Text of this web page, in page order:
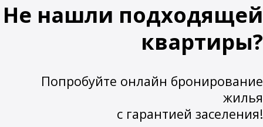
Не нашли подходящей
квартиры?
Попробуйте онлайн бронирование
жилья
с гарантией заселения!